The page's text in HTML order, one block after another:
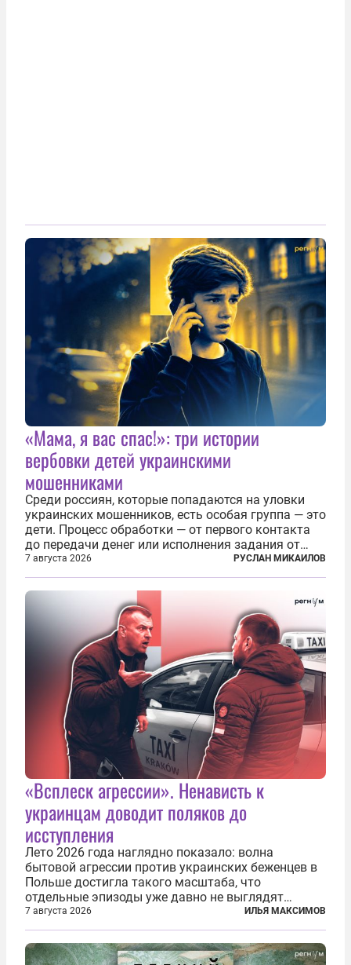
«Мама, я вас спас!»: три истории
вербовки детей украинскими
мошенниками
Среди россиян, которые попадаются на уловки
украинских мошенников, есть особая группа — это
дети. Процесс обработки — от первого контакта
до передачи денег или исполнения задания от
кураторов может занять от двух часов до
нескольких месяцев. Детей превращают в
послушных исполнителей, которые...
7 августа 2026 РУСЛАН МИКАИЛОВ
«Всплеск агрессии». Ненависть к
украинцам доводит поляков до
исступления
Лето 2026 года наглядно показало: волна
бытовой агрессии против украинских беженцев в
Польше достигла такого масштаба, что
отдельные эпизоды уже давно не выглядят
случайными. Поляки, судя по происходящему,
буквально теряют рассудок от ненависти к
украинским беженцам, и каждый новый случай
по-своему...
7 августа 2026 ИЛЬЯ МАКСИМОВ